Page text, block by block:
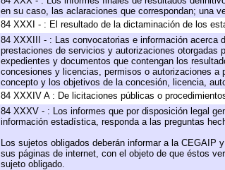
en su caso, las aclaraciones que correspondan; una
84 XXXI - : El resultado de la dictaminación de los
84 XXXIII - : Las convocatorias e información acerca
prestaciones de servicios y autorizaciones
expedientes y documentos que contengan los
concesiones y licencias, permisos o autorizaciones a
concepto y los objetivos de la concesión, licencia,
84 XXXIV A : De licitaciones públicas o
84 XXXV - : Los informes que por disposición legal
información estadística, responda a las preguntas
Los sujetos obligados deberán informar a la CEGAIP
sus páginas de internet, con el objeto de que éstos
sujeto obligado.